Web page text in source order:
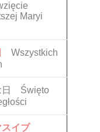
Maryi
Wszystkich
日 Święto
スイブ